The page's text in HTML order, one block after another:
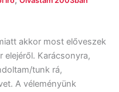
akkor most előveszek
elejéről. Karácsonyra,
tunk rá,
A véleményünk